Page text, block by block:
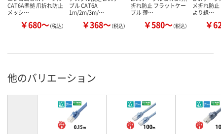
CAT6A準拠 爪折れ防止
メッシ…
￥680～（税込）
ブル CAT6A
1m/2m/3m/…
￥368～（税込）
折れ防止 フラットケー
ブル 薄…
￥580～（税込）
メ折れ防
より線…
￥
他のバリエーション